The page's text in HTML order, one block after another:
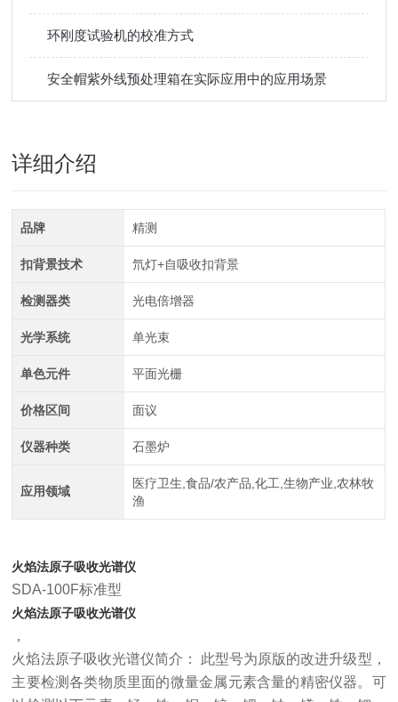
环刚度试验机的校准方式
安全帽紫外线预处理箱在实际应用中的应用场景
详细介绍
品牌 精测
扣背景技术 氘灯+自吸收扣背景
检测器类 光电倍增器
光学系统 单光束
单色元件 平面光栅
价格区间 面议
仪器种类 石墨炉
应用领域
医疗卫生,食品/农产品,化工,生物产业,农林牧
渔
火焰法原子吸收光谱仪
SDA-100F标准型
火焰法原子吸收光谱仪
，
火焰法原子吸收光谱仪简介： 此型号为原版的改进升级型，
主要检测各类物质里面的微量金属元素含量的精密仪器。可